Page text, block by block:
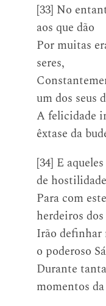
[33] No
aos que dão
Por muitas
seres,
um dos seus
A felicidade
êxtase da
[34] E
de hostilidade
Para com
herdeiros
Irão definhar
o poderoso
Durante
momentos